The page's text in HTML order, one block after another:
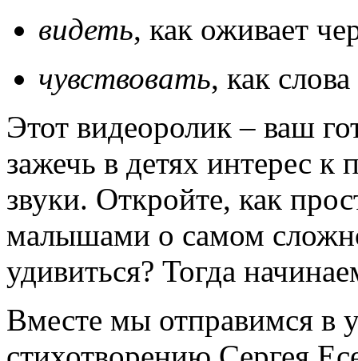
видеть, как оживает
чувствовать, как
Этот видеоролик – ваш
зажечь в детях интерес к
звуки. Откройте, как
малышами о самом
удивиться? Тогда
Вместе мы отправимся в